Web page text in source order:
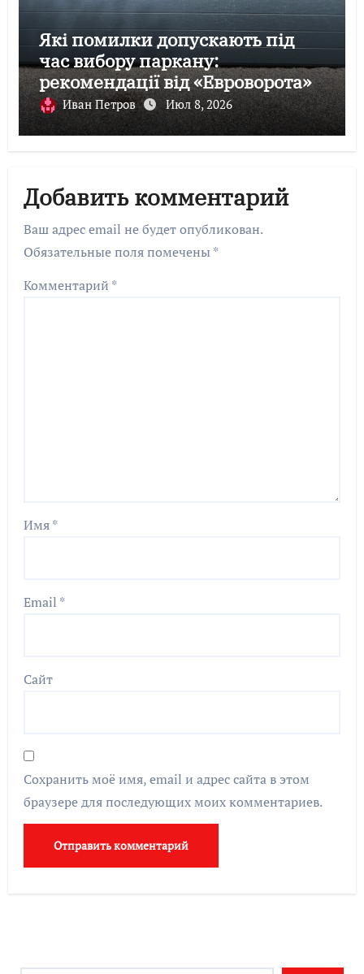
Які помилки допускають під
час вибору паркану:
рекомендації від «Евроворота»
Иван Петров Июл 8, 2026
Добавить комментарий
Ваш адрес email не будет опубликован.
Обязательные поля помечены *
Комментарий *
Имя*
Email *
Сайт
Сохранить моё имя, email и адрес сайта в этом
браузере для последующих моих комментариев.